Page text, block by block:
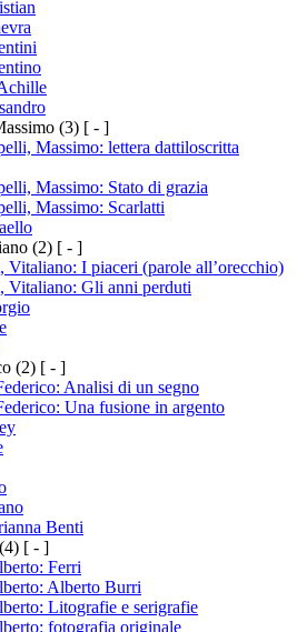
(3) [ - ]
Massimo: lettera dattiloscritta
Massimo: Stato di grazia
Massimo: Scarlatti
(2) [ - ]
Vitaliano: I piaceri (parole all’orecchio)
Vitaliano: Gli anni perduti
(2) [ - ]
Analisi di un segno
Una fusione in argento
Benti
(4) [ - ]
Ferri
Alberto Burri
Litografie e serigrafie
fotografia originale